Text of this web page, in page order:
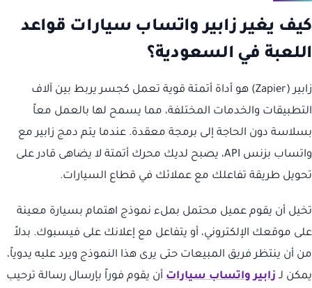
كيف يغير زابير واتساب سيارات قواعد
اللعبة في السعودية؟
زابير (Zapier) هو أداة أتمتة قوية تعمل كجسر يربط بين آلاف
التطبيقات والخدمات المختلفة، مما يسمح لها بالعمل معاً
بسلاسة دون الحاجة إلى برمجة معقدة. عندما يتم دمج زابير مع
واتساب بزنس API، يصبح لديك محرك أتمتة لا يضاهى قادر على
تحويل طريقة تفاعلك مع عملائك في قطاع السيارات.
تخيل أن يقوم عميل محتمل بملء نموذج اهتمام بسيارة معينة
على موقعك الإلكتروني، أو يتفاعل مع إعلانك على فيسبوك. بدلاً
من أن ينتظر فريق المبيعات حتى يرى هذا النموذج ويرد عليه يدوياً،
يمكن لـ زابير واتساب سيارات أن يقوم فوراً بإرسال رسالة ترحيب